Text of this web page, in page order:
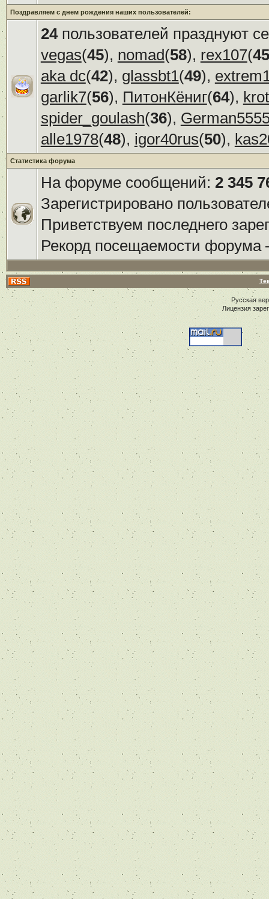
Поздравляем с днем рождения наших пользователей:
24пользователей празднуют
vegas(45), nomad(58), rex107(45
aka dc(42), glassbt1(49),
garlik7(56), ПитонКёниг(64),
spider_goulash(36),
alle1978(48), igor40rus(50),
Статистика форума
На форуме сообщений: 2 345
Зарегистрировано
Приветствуем последнего
Рекорд посещаемости
Русская
Лицензия